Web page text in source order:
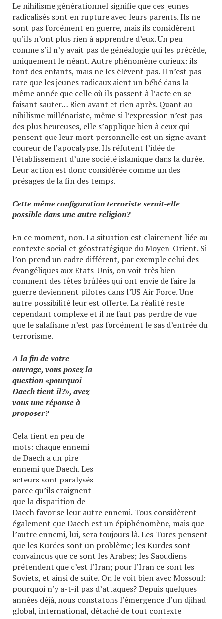
Le nihilisme générationnel signifie que ces jeunes
radicalisés sont en rupture avec leurs parents. Ils ne
sont pas forcément en guerre, mais ils considèrent
qu’ils n’ont plus rien à apprendre d’eux. Un peu
comme s’il n’y avait pas de généalogie qui les précède,
uniquement le néant. Autre phénomène curieux: ils
font des enfants, mais ne les élèvent pas. Il n’est pas
rare que les jeunes radicaux aient un bébé dans la
même année que celle où ils passent à l’acte en se
faisant sauter… Rien avant et rien après. Quant au
nihilisme millénariste, même si l’expression n’est pas
des plus heureuses, elle s’applique bien à ceux qui
pensent que leur mort personnelle est un signe avant-
coureur de l’apocalypse. Ils réfutent l’idée de
l’établissement d’une société islamique dans la durée.
Leur action est donc considérée comme un des
présages de la fin des temps.
Cette même configuration terroriste serait-elle
possible dans une autre religion?
En ce moment, non. La situation est clairement liée au
contexte social et géostratégique du Moyen-Orient. Si
l’on prend un cadre différent, par exemple celui des
évangéliques aux Etats-Unis, on voit très bien
comment des têtes brûlées qui ont envie de faire la
guerre deviennent pilotes dans l’US Air Force. Une
autre possibilité leur est offerte. La réalité reste
cependant complexe et il ne faut pas perdre de vue
que le salafisme n’est pas forcément le sas d’entrée du
terrorisme.
A la fin de votre
ouvrage, vous posez la
question «pourquoi
Daech tient-il?», avez-
vous une réponse à
proposer?
Cela tient en peu de
mots: chaque ennemi
de Daech a un pire
ennemi que Daech. Les
acteurs sont paralysés
parce qu’ils craignent
que la disparition de
Daech favorise leur autre ennemi. Tous considèrent
également que Daech est un épiphénomène, mais que
l’autre ennemi, lui, sera toujours là. Les Turcs pensent
que les Kurdes sont un problème; les Kurdes sont
convaincus que ce sont les Arabes; les Saoudiens
prétendent que c’est l’Iran; pour l’Iran ce sont les
Soviets, et ainsi de suite. On le voit bien avec Mossoul:
pourquoi n’y a-t-il pas d’attaques? Depuis quelques
années déjà, nous constatons l’émergence d’un djihad
global, international, détaché de tout contexte